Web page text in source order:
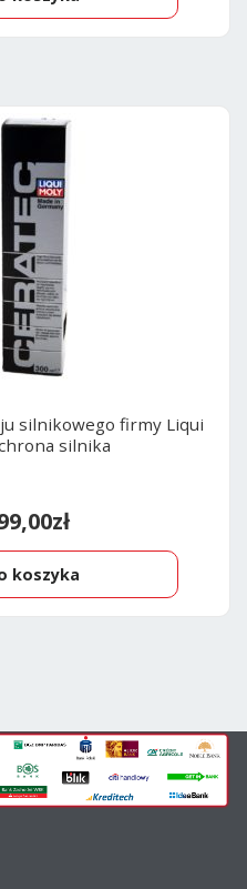
silnikowego firmy Liqui
silnika
zł
koszyka